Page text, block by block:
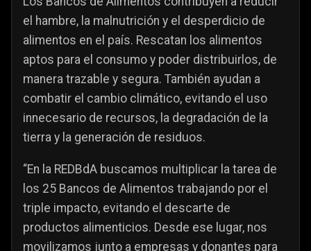
el hambre, la malnutrición y el desperdicio de
alimentos en el país. Rescatan los alimentos
aptos para el consumo y poder distribuirlos, de
manera trazable y segura. También ayudan a
combatir el cambio climático, evitando el uso
innecesario de recursos, la degradación de la
tierra y la generación de residuos.
“En la REDBdA buscamos multiplicar la tarea de
los 25 Bancos de Alimentos trabajando por el
triple impacto, evitando el descarte de
productos alimenticios. Desde ese lugar, nos
movilizamos junto a empresas y donantes para